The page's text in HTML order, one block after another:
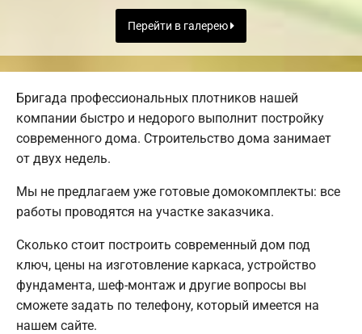
Перейти в галерею
Бригада профессиональных плотников нашей
компании быстро и недорого выполнит постройку
современного дома. Строительство дома занимает
от двух недель.
Мы не предлагаем уже готовые домокомплекты: все
работы проводятся на участке заказчика.
Сколько стоит построить современный дом под
ключ, цены на изготовление каркаса, устройство
фундамента, шеф-монтаж и другие вопросы вы
сможете задать по телефону, который имеется на
нашем сайте.